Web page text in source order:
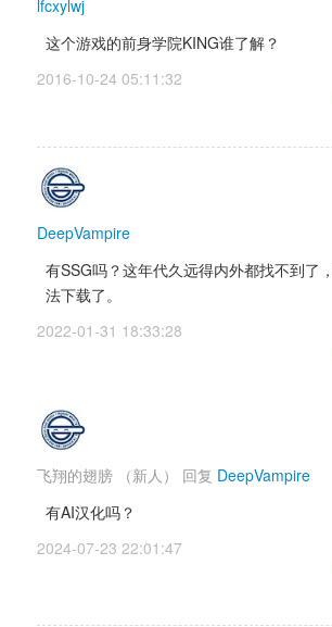
lfcxylwj
这个游戏的前身学院KING谁了解？
2016-10-24 05:11:32
DeepVampire
有SSG吗？这年代久远得内外都找不到了
法下载了。
2022-01-31 18:33:28
飞翔的翅膀 （新人） 回复 DeepVampire
有AI汉化吗？
2024-07-23 22:01:47